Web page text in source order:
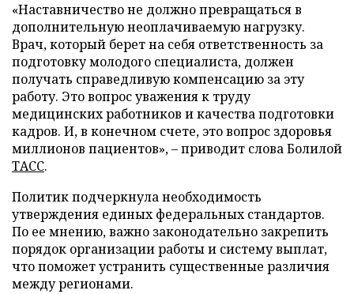
«Наставничество не должно превращаться в
дополнительную неоплачиваемую нагрузку.
Врач, который берет на себя ответственность за
подготовку молодого специалиста, должен
получать справедливую компенсацию за эту
работу. Это вопрос уважения к труду
медицинских работников и качества подготовки
кадров. И, в конечном счете, это вопрос здоровья
миллионов пациентов», – приводит слова Болилой
ТАСС.
Политик подчеркнула необходимость
утверждения единых федеральных стандартов.
По ее мнению, важно законодательно закрепить
порядок организации работы и систему выплат,
что поможет устранить существенные различия
между регионами.